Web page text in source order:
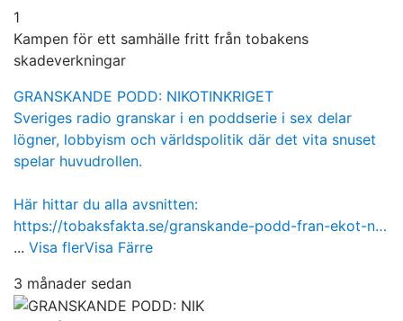
1
Kampen för ett samhälle fritt från tobakens
skadeverkningar
GRANSKANDE PODD: NIKOTINKRIGET
Sveriges radio granskar i en poddserie i sex delar
lögner, lobbyism och världspolitik där det vita snuset
spelar huvudrollen.
Här hittar du alla avsnitten:
https://tobaksfakta.se/granskande-podd-fran-ekot-n…
... Visa flerVisa Färre
3 månader sedan